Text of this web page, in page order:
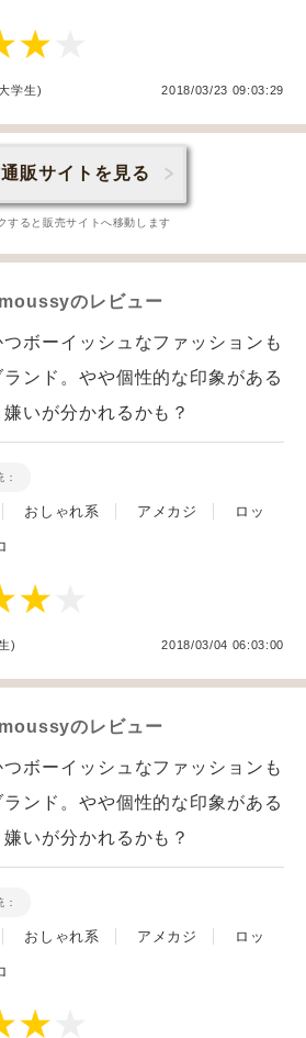
学生) 2018/03/23 09:03:29
販サイトを見る
すると販売サイトへ移動します
のレビュー
つボーイッシュなファッションも
ンド。やや個性的な印象がある
いが分かれるかも？
おしゃれ系 アメカジ ロッ
) 2018/03/04 06:03:00
のレビュー
つボーイッシュなファッションも
ンド。やや個性的な印象がある
いが分かれるかも？
おしゃれ系 アメカジ ロッ